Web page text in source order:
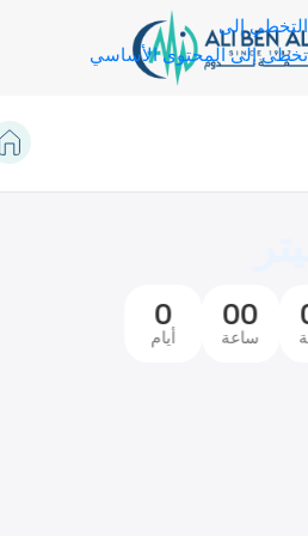
التخطي إلى
تخطي إلى المحتوى الأساسي
تاتش وات 400